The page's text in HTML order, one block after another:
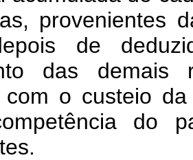
provenientes
de
das
com o custeio
do